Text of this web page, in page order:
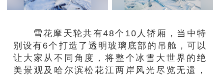
雪花摩天轮共有48个10人轿厢，当中特
别设有6个打造了透明玻璃底部的吊舱，可以
让大家从不同角度，将整个冰雪大世界的绝
美景观及哈尔滨松花江两岸风光尽览无遗，